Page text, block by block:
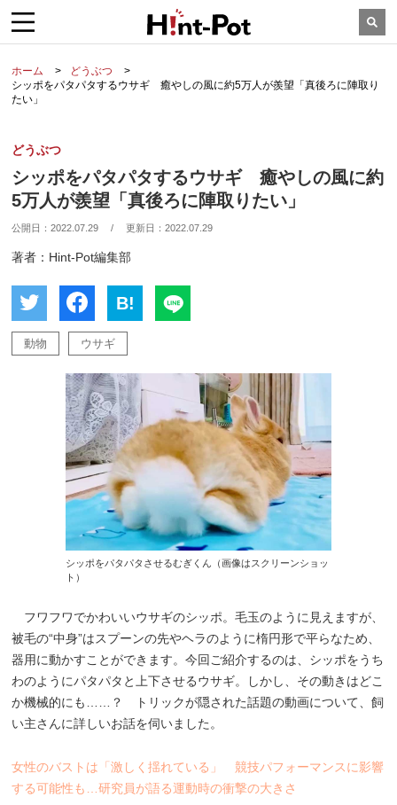
ホーム
どうぶつ
シッポをパタパタするウサギ 癒やしの風に約5万人が羨望「真後ろに陣取り
たい」
どうぶつ
シッポをパタパタするウサギ 癒やしの風に約
5万人が羨望「真後ろに陣取りたい」
公開日：2022.07.29 / 更新日：2022.07.29
著者：Hint-Pot編集部
B!
動物 ウサギ
シッポをパタパタさせるむぎくん（画像はスクリーンショッ
ト）
フワフワでかわいいウサギのシッポ。毛玉のように見えますが、
被毛の“中身”はスプーンの先やヘラのように楕円形で平らなため、
器用に動かすことができます。今回ご紹介するのは、シッポをうち
わのようにパタパタと上下させるウサギ。しかし、その動きはどこ
か機械的にも……？ トリックが隠された話題の動画について、飼
い主さんに詳しいお話を伺いました。
女性のバストは「激しく揺れている」 競技パフォーマンスに影響
する可能性も…研究員が語る運動時の衝撃の大きさ